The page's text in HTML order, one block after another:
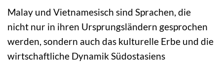
Malay und Vietnamesisch sind Sprachen, die
nicht nur in ihren Ursprungsländern gesprochen
werden, sondern auch das kulturelle Erbe und die
wirtschaftliche Dynamik Südostasiens